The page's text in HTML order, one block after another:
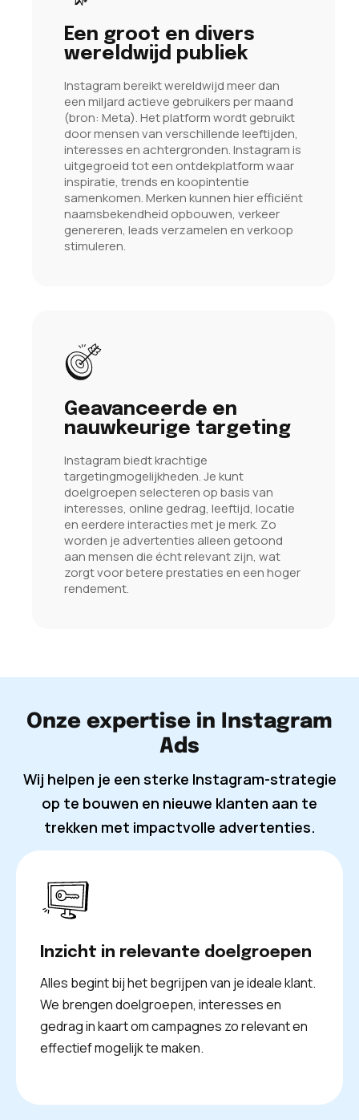
Een groot en divers
wereldwijd publiek
Instagram bereikt wereldwijd meer dan
een miljard actieve gebruikers per maand
(bron: Meta). Het platform wordt gebruikt
door mensen van verschillende leeftijden,
interesses en achtergronden. Instagram is
uitgegroeid tot een ontdekplatform waar
inspiratie, trends en koopintentie
samenkomen. Merken kunnen hier efficiënt
naamsbekendheid opbouwen, verkeer
genereren, leads verzamelen en verkoop
stimuleren.
Geavanceerde en
nauwkeurige targeting
Instagram biedt krachtige
targetingmogelijkheden. Je kunt
doelgroepen selecteren op basis van
interesses, online gedrag, leeftijd, locatie
en eerdere interacties met je merk. Zo
worden je advertenties alleen getoond
aan mensen die écht relevant zijn, wat
zorgt voor betere prestaties en een hoger
rendement.
Onze expertise in Instagram
Ads
Wij helpen je een sterke Instagram-strategie
op te bouwen en nieuwe klanten aan te
trekken met impactvolle advertenties.
Inzicht in relevante doelgroepen
Alles begint bij het begrijpen van je ideale klant.
We brengen doelgroepen, interesses en
gedrag in kaart om campagnes zo relevant en
effectief mogelijk te maken.